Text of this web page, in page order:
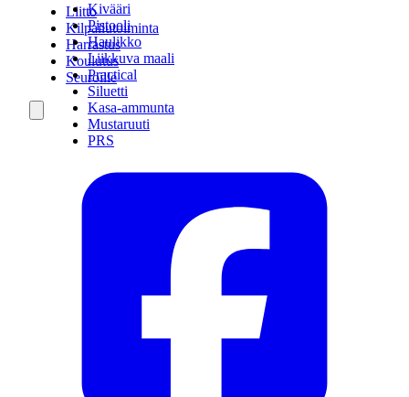
Kivääri
Pistooli
Haulikko
Liikkuva maali
Practical
Siluetti
Kasa-ammunta
Mustaruuti
PRS
Liitto
Kilpailutoiminta
Harrastus
Koulutus
Seuroille